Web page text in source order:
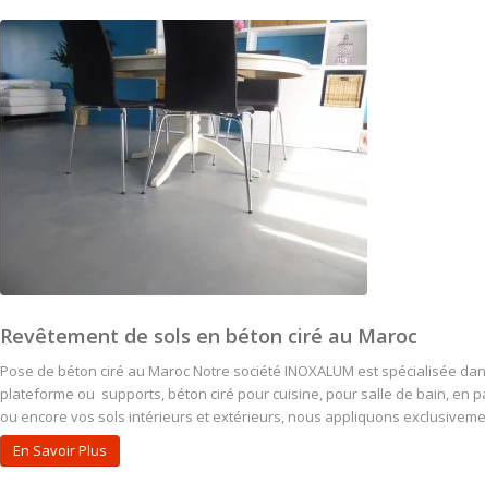
Revêtement de sols en béton ciré au Maroc
Pose de béton ciré au Maroc Notre société INOXALUM est spécialisée
plateforme ou supports, béton ciré pour cuisine, pour salle de bain, en
ou encore vos sols intérieurs et extérieurs, nous appliquons
En Savoir Plus